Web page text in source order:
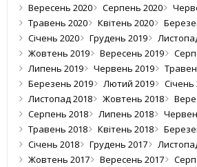
Вересень 2020
Серпень 2020
Травень 2020
Квітень 2020
Січень 2020
Грудень 2019
Жовтень 2019
Вересень 2019
Липень 2019
Червень 2019
Березень 2019
Лютий 2019 Січень
Листопад 2018
Жовтень 2018
Серпень 2018
Липень 2018
Травень 2018
Квітень 2018
Січень 2018
Грудень 2017
Жовтень 2017
Вересень 2017